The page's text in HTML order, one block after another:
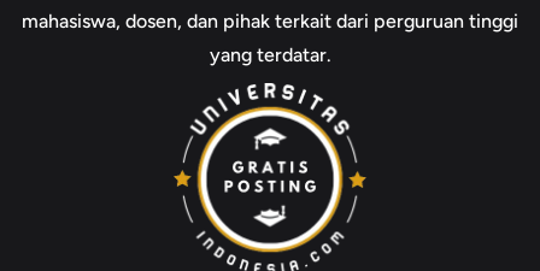
mahasiswa, dosen, dan pihak terkait dari perguruan tinggi
yang terdatar.